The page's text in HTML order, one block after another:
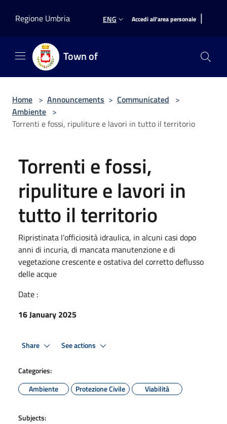
Regione Umbria
ENG Accedi all'area personale |
Town of
Home > Announcements > Communicated >
Ambiente >
Torrenti e fossi, ripuliture e lavori in tutto il territorio
Torrenti e fossi,
ripuliture e lavori in
tutto il territorio
Ripristinata l’officiosità idraulica, in alcuni casi dopo
anni di incuria, di mancata manutenzione e di
vegetazione crescente e ostativa del corretto deflusso
delle acque
Date :
16 January 2025
Share See actions
Categories:
Ambiente
Protezione Civile Viabilità
Subjects: